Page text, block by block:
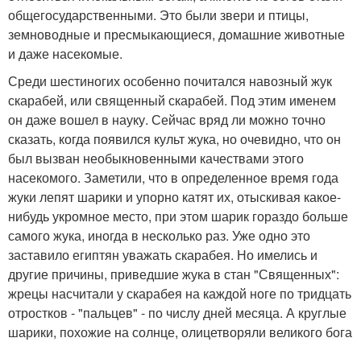
общегосударственными. Это были звери и птицы,
земноводные и пресмыкающиеся, домашние животные
и даже насекомые.
Среди шестиногих особенно почитался навозный жук
скарабей, или священный скарабей. Под этим именем
он даже вошел в науку. Сейчас вряд ли можно точно
сказать, когда появился культ жука, но очевидно, что он
был вызван необыкновенными качествами этого
насекомого. Заметили, что в определенное время года
жуки лепят шарики и упорно катят их, отыскивая какое-
нибудь укромное место, при этом шарик гораздо больше
самого жука, иногда в несколько раз. Уже одно это
заставило египтян уважать скарабея. Но имелись и
другие причины, приведшие жука в стан "Священных":
жрецы насчитали у скарабея на каждой ноге по тридцать
отростков - "пальцев" - по числу дней месяца. А круглые
шарики, похожие на солнце, олицетворяли великого бога